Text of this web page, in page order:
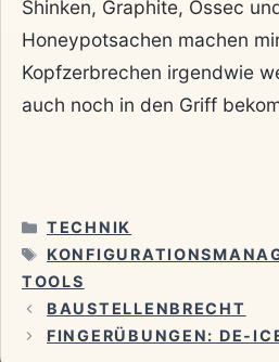
Shinken, Graphite, Ossec
Honeypotsachen machen
Kopfzerbrechen irgendwie
auch noch in den Griff
KATEGORIEN
TECHNIK
SCHLAGWÖRTER
TOOLS
BAUSTELLENBRECHT
FINGERÜBUNGEN: DE-